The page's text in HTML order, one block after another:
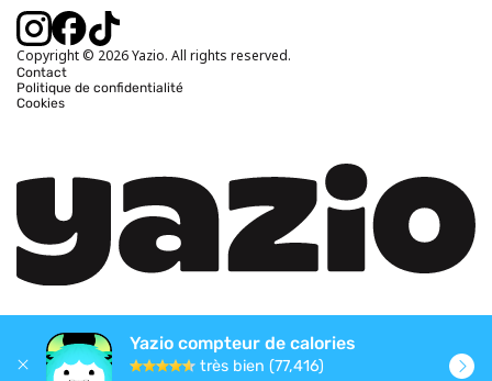
Calcul calories brûlées
Copyright © 2026 Yazio. All rights reserved.
Contact
Politique de confidentialité
Cookies
Yazio compteur de calories
très bien (77,416)